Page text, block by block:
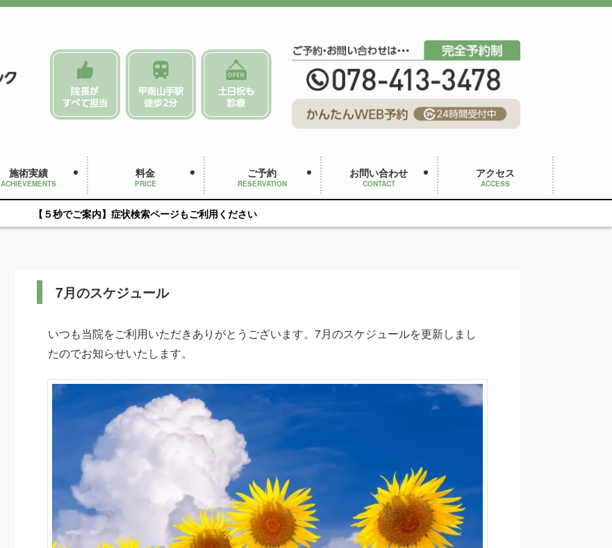
施術実績
ACHIEVEMENTS
料金
PRICE
ご予約
RESERVATION
お問い合わせ
CONTACT
アクセス
ACCESS
【５秒でご案内】症状検索ページもご利用ください
7月のスケジュール
いつも当院をご利用いただきありがとうございます。7月のスケジュールを更新しまし
たのでお知らせいたします。